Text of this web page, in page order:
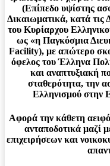
(Επίπεδο υψίστης
Δικαιωματικά, κατά τις
του Κυρίαρχου
ως «η Παγκόσμια
Facility), με απώτερο
όφελος του Έλληνα
και αναπτυξιακή
σταθερότητα, την
Ελληνισμού στην
Αφορά την κάθετη
ανταποδοτικά μαζί
επιχειρήσεων και